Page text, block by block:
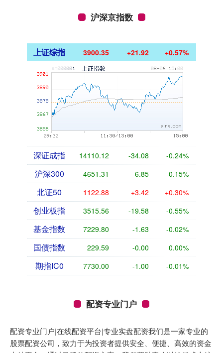
沪深京指数
上证综指 3900.35 +21.92 +0.57%
深证成指 14110.12 -34.08 -0.24%
沪深300 4651.31 -6.85 -0.15%
北证50 1122.88 +3.42 +0.30%
创业板指 3515.56 -19.58 -0.55%
基金指数 7229.80 -1.63 -0.02%
国债指数 229.59 -0.00 0.00%
期指IC0 7730.00 -1.00 -0.01%
配资专业门户
配资专业门户|在线配资平台|专业实盘配资我们是一家专业的
股票配资公司，致力于为投资者提供安全、便捷、高效的资金